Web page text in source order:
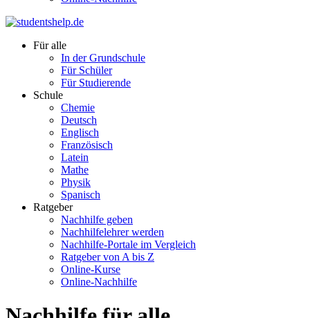
Für alle
In der Grundschule
Für Schüler
Für Studierende
Schule
Chemie
Deutsch
Englisch
Französisch
Latein
Mathe
Physik
Spanisch
Ratgeber
Nachhilfe geben
Nachhilfelehrer werden
Nachhilfe-Portale im Vergleich
Ratgeber von A bis Z
Online-Kurse
Online-Nachhilfe